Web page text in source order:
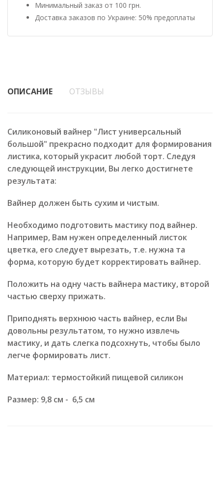
Минимальный заказ от 100 грн.
Доставка заказов по Украине: 50% предоплаты
ОПИСАНИЕ ОТЗЫВЫ
Силиконовый вайнер "Лист универсальный
большой" прекрасно подходит для формирования
листика, который украсит любой торт. Следуя
следующей инструкции, Вы легко достигнете
результата:
Вайнер должен быть сухим и чистым.
Необходимо подготовить мастику под вайнер.
Например, Вам нужен определенный листок
цветка, его следует вырезать, т.е. нужна та
форма, которую будет корректировать вайнер.
Положить на одну часть вайнера мастику, второй
частью сверху прижать.
Приподнять верхнюю часть вайнер, если Вы
довольны результатом, то нужно извлечь
мастику, и дать слегка подсохнуть, чтобы было
легче формировать лист.
Материал: термостойкий пищевой силикон
Размер: 9,8 см - 6,5 см